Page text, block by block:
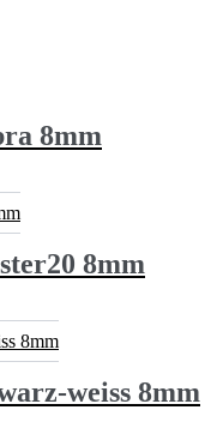
8mm
8mm
weiss 8mm